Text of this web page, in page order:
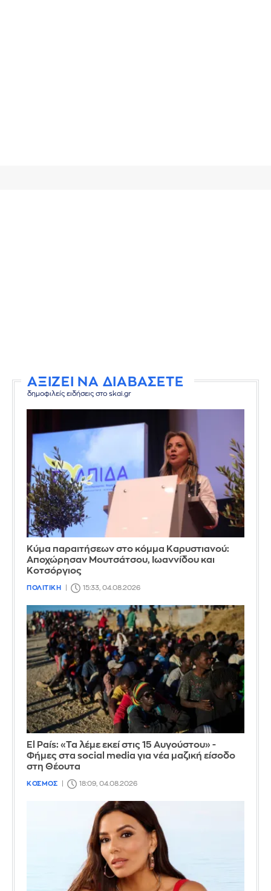
ΑΞΙΖΕΙ ΝΑ ΔΙΑΒΑΣΕΤΕ
δημοφιλείς ειδήσεις στο skai.gr
Κύμα παραιτήσεων στο κόμμα Καρυστιανού:
Αποχώρησαν Μουτσάτσου, Ιωαννίδου και
Κοτσόργιος
ΠΟΛΙΤΙΚΗ 15:33, 04.08.2026
El País: «Τα λέμε εκεί στις 15 Αυγούστου» -
Φήμες στα social media για νέα μαζική είσοδο
στη Θέουτα
ΚΟΣΜΟΣ 18:09, 04.08.2026